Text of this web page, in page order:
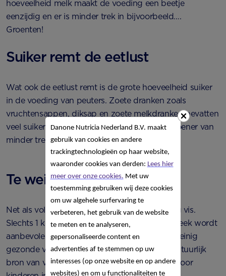
hoeveelheid melk maakt de voeding een beetje
eenzijdig en er is minder trek in bijvoorbeeld….
Groenten!
Suiker remt de eetlust
Wat ook de eetlust remt is de grote hoeveelheid suiker
in de voeding van peuters. Zoete dranken zoals
vruchtensappen, diksap en zoete melkdranken bevatten
veel suiker. Daardoor zijn ze een grote boosdoener van
minder trek in eten bij je kleintje.
Te weinig vis
Net als volwassenen eten peuters maar weinig vis.
Slechts 1 keer per 10 dagen, waar 1 keer per week wordt
aanbevolen. Onze peuters krijgen daardoor weinig
gezonde visvetzuren binnen. Vis is ook een natuurlijk
bron van vitamine D, een belangrijk vitamine voor
Danone Nutricia Nederland B.V. maakt
gebruik van cookies en andere
trackingtechnologieën op haar website,
waaronder cookies van derden: Lees hier
meer over onze cookies. Met uw
toestemming gebruiken wij deze cookies
om uw algehele surfervaring te
verbeteren, het gebruik van de website
te meten en te analyseren,
gepersonaliseerde content en
advertenties af te stemmen op uw
interesses (op onze website en op andere
websites) en om u functionaliteiten te